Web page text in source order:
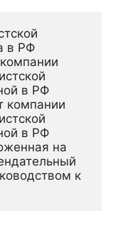
в РФ
в РФ
компании
в РФ
на
к